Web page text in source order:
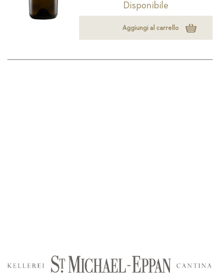
Disponibile
Aggiungi al carrello